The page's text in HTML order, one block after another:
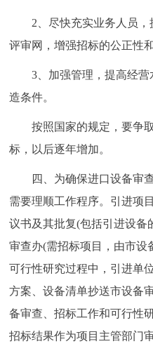
2、尽快充实业务人员，
评审网，增强招标的公正性
3、加强管理，提高经营
造条件。
按照国家的规定，要争取
标，以后逐年增加。
四、为确保进口设备审查
需要理顺工作程序。引进项
议书及其批复(包括引进设备
审查办(需招标项目，由市设
可行性研究过程中，引进单
方案、设备清单抄送市设备
备审查、招标工作和可行性
招标结果作为项目主管部门